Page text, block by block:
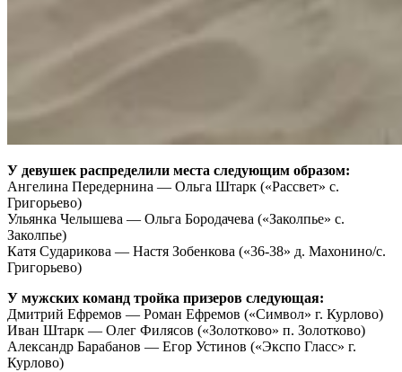
У девушек распределили места следующим образом:
Ангелина Передернина — Ольга Штарк («Рассвет» с.
Григорьево)
Ульянка Челышева — Ольга Бородачева («Заколпье» с.
Заколпье)
Катя Сударикова — Настя Зобенкова («36-38» д. Махонино/с.
Григорьево)
У мужских команд тройка призеров следующая:
Дмитрий Ефремов — Роман Ефремов («Символ» г. Курлово)
Иван Штарк — Олег Филясов («Золотково» п. Золотково)
Александр Барабанов — Егор Устинов («Экспо Гласс» г.
Курлово)